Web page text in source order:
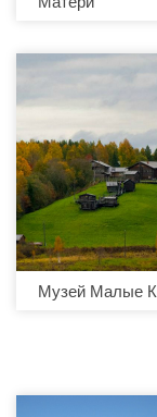
Музей Малые